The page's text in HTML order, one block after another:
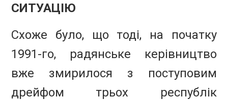
СИТУАЦІЮ
Схоже було, що тоді, на початку
1991-го, радянське керівництво
вже змирилося з поступовим
дрейфом трьох республік